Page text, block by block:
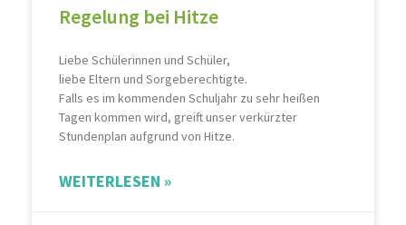
Regelung bei Hitze
Liebe Schülerinnen und Schüler,
liebe Eltern und Sorgeberechtigte.
Falls es im kommenden Schuljahr zu sehr heißen
Tagen kommen wird, greift unser verkürzter
Stundenplan aufgrund von Hitze.
WEITERLESEN »